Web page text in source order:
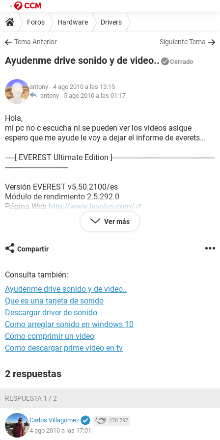
Foros Hardware Drivers
Tema Anterior Siguiente Tema
Ayudenme drive sonido y de video.. Cerrado
antony - 4 ago 2010 a las 13:15
antony - 5 ago 2010 a las 01:17
Hola,
mi pc no c escucha ni se pueden ver los videos asique
espero que me ayude le voy a dejar el informe de everets...
-----[ EVEREST Ultimate Edition ]----------------------------------------------------
--------------------------------
Versión EVEREST v5.50.2100/es
Módulo de rendimiento 2.5.292.0
Página Web http://www.lavalys.com/
Tipo de informe Asistente de informes [ TRIAL VERSION ]
Sistema operativo Microsoft Windows XP Professional
5.1.2600 (WinXP RTM)
Hora 22:41
--------[ Resumen ]------------------------------------------------------------------------------
-----------------------
Computadora:
Tipo de computadora Monoprocesador ACPI de PC
Sistema operativo Microsoft Windows XP Professional
Internet Explorer 7.0.5730.11 (IE 7.0)
Nombre de usuario Administrador
Dominio de inicio de sesión [ TRIAL VERSION ]
Fecha / Hora 2010-08-02 / 22:41
Ver más
Compartir
Consulta también:
Ayudenme drive sonido y de video..
Que es una tarjeta de sonido
Descargar driver de sonido
Como arreglar sonido en windows 10
Como comprimir un video
Como descargar prime video en tv
2 respuestas
RESPUESTA 1 / 2
Carlos Villagómez 278.797
4 ago 2010 a las 17:01